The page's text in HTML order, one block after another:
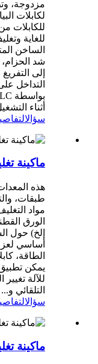
مزدوجة،
للغاية
شد
التداخل
أثناء
سؤال
ماكينة
هذه
طبقات،
مواد
الورق
إلخ) حول
أساسي
يمكن
التلقائي و...
سؤال
ماكينة